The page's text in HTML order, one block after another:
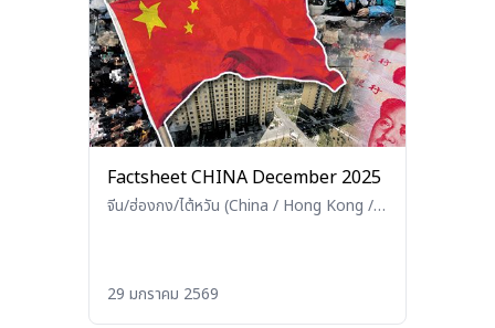
Factsheet CHINA December 2025
จีน/ฮ่องกง/ไต้หวัน (China / Hong Kong /
29 มกราคม 2569